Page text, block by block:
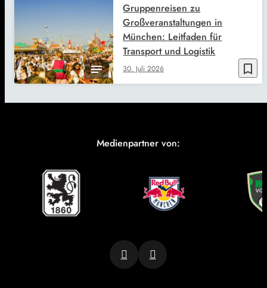
bookmark_border
30. Juli 2026
Gruppenreisen zu
Großveranstaltungen in
München: Leitfaden für
Transport und Logistik
Medienpartner von: